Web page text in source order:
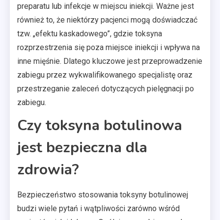
preparatu lub infekcje w miejscu iniekcji. Ważne jest
również to, że niektórzy pacjenci mogą doświadczać
tzw. „efektu kaskadowego”, gdzie toksyna
rozprzestrzenia się poza miejsce iniekcji i wpływa na
inne mięśnie. Dlatego kluczowe jest przeprowadzenie
zabiegu przez wykwalifikowanego specjalistę oraz
przestrzeganie zaleceń dotyczących pielęgnacji po
zabiegu.
Czy toksyna botulinowa
jest bezpieczna dla
zdrowia?
Bezpieczeństwo stosowania toksyny botulinowej
budzi wiele pytań i wątpliwości zarówno wśród